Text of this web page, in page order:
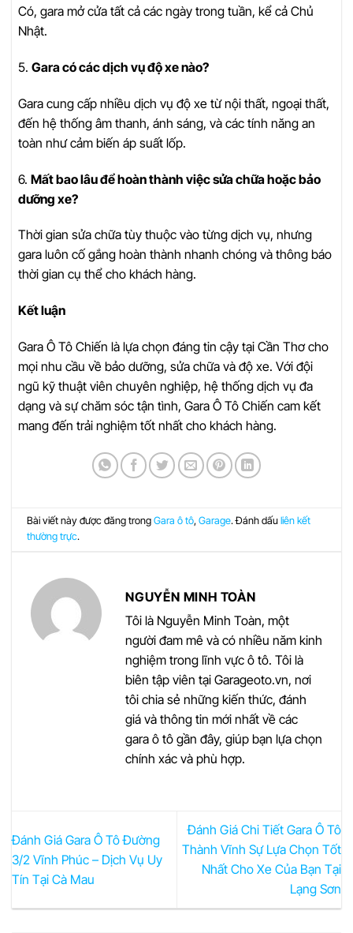
Có, gara mở cửa tất cả các ngày trong tuần, kể cả Chủ
Nhật.
5. Gara có các dịch vụ độ xe nào?
Gara cung cấp nhiều dịch vụ độ xe từ nội thất, ngoại thất,
đến hệ thống âm thanh, ánh sáng, và các tính năng an
toàn như cảm biến áp suất lốp.
6. Mất bao lâu để hoàn thành việc sửa chữa hoặc bảo
dưỡng xe?
Thời gian sửa chữa tùy thuộc vào từng dịch vụ, nhưng
gara luôn cố gắng hoàn thành nhanh chóng và thông báo
thời gian cụ thể cho khách hàng.
Kết luận
Gara Ô Tô Chiến là lựa chọn đáng tin cậy tại Cần Thơ cho
mọi nhu cầu về bảo dưỡng, sửa chữa và độ xe. Với đội
ngũ kỹ thuật viên chuyên nghiệp, hệ thống dịch vụ đa
dạng và sự chăm sóc tận tình, Gara Ô Tô Chiến cam kết
mang đến trải nghiệm tốt nhất cho khách hàng.
Bài viết này được đăng trongGara ô tô,Garage. Đánh dấuliên kết
thường trực.
NGUYỄN MINH TOÀN
Tôi là Nguyễn Minh Toàn, một
người đam mê và có nhiều năm kinh
nghiệm trong lĩnh vực ô tô. Tôi là
biên tập viên tại Garageoto.vn, nơi
tôi chia sẻ những kiến thức, đánh
giá và thông tin mới nhất về các
gara ô tô gần đây, giúp bạn lựa chọn
chính xác và phù hợp.
Đánh Giá Gara Ô Tô Đường
3/2 Vĩnh Phúc – Dịch Vụ Uy
Tín Tại Cà Mau
Đánh Giá Chi Tiết Gara Ô Tô
Thành Vĩnh Sự Lựa Chọn Tốt
Nhất Cho Xe Của Bạn Tại
Lạng Sơn